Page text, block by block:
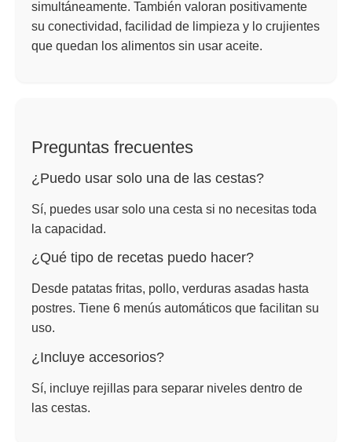
simultáneamente. También valoran positivamente
su conectividad, facilidad de limpieza y lo crujientes
que quedan los alimentos sin usar aceite.
Preguntas frecuentes
¿Puedo usar solo una de las cestas?
Sí, puedes usar solo una cesta si no necesitas toda
la capacidad.
¿Qué tipo de recetas puedo hacer?
Desde patatas fritas, pollo, verduras asadas hasta
postres. Tiene 6 menús automáticos que facilitan su
uso.
¿Incluye accesorios?
Sí, incluye rejillas para separar niveles dentro de
las cestas.